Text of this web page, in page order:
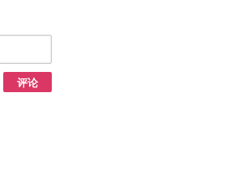
评论